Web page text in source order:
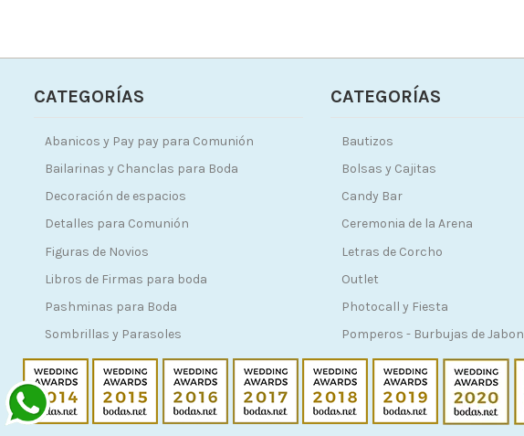
CATEGORÍAS
Abanicos y Pay pay para Comunión
Bailarinas y Chanclas para Boda
Decoración de espacios
Detalles para Comunión
Figuras de Novios
Libros de Firmas para boda
Pashminas para Boda
Sombrillas y Parasoles
CATEGORÍAS
Bautizos
Bolsas y Cajitas
Candy Bar
Ceremonia de la Arena
Letras de Corcho
Outlet
Photocall y Fiesta
Pomperos - Burbujas de Jabon